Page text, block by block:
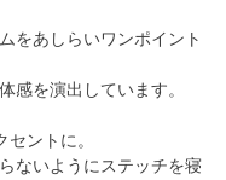
をあしらいワンポイント
感を演出しています。
ントに。
ないようにステッチを寝